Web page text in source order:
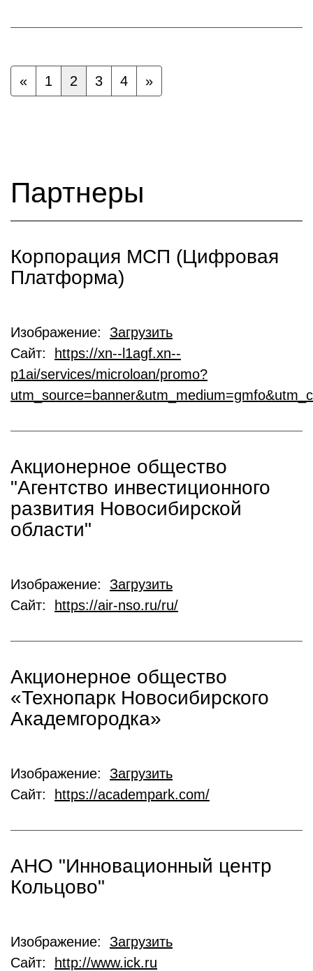
« 1 2 3 4 »
Партнеры
Корпорация МСП (Цифровая
Платформа)
Изображение: Загрузить
Сайт:
https://xn--l1agf.xn--
p1ai/services/microloan/promo?
Акционерное общество
"Агентство инвестиционного
развития Новосибирской
области"
Изображение: Загрузить
Сайт:
https://air-nso.ru/ru/
Акционерное общество
«Технопарк Новосибирского
Академгородка»
Изображение: Загрузить
Сайт:
https://academpark.com/
АНО "Инновационный центр
Кольцово"
Изображение: Загрузить
Сайт:
http://www.ick.ru